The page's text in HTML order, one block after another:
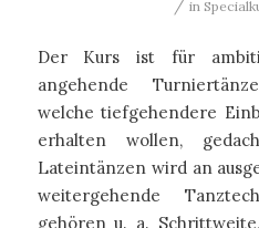
/ in
Der Kurs ist für
angehende
welche tiefgehendere
erhalten wollen,
Lateintänzen wird an
weitergehende
gehören u. a.